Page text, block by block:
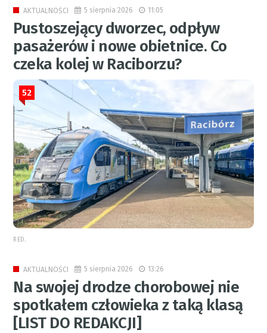
AKTUALNOŚCI 5 sierpnia 2026 11:05
Pustoszejący dworzec, odpływ
pasażerów i nowe obietnice. Co
czeka kolej w Raciborzu?
52
RED.
AKTUALNOŚCI 5 sierpnia 2026 13:26
Na swojej drodze chorobowej nie
spotkałem człowieka z taką klasą
[LIST DO REDAKCJI]